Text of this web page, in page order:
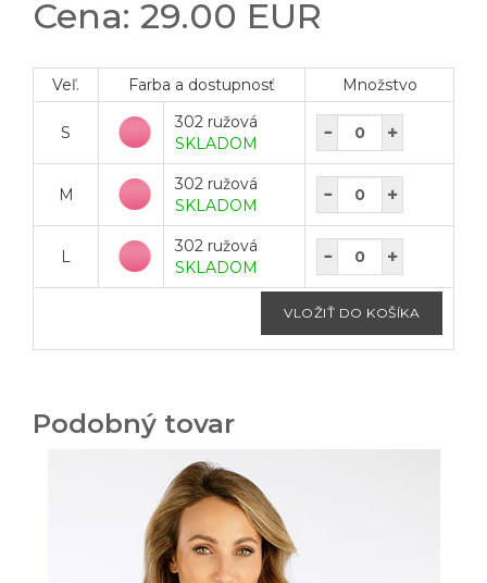
Cena: 29.00 EUR
Veľ. Farba a dostupnosť Množstvo
S
302 ružová
SKLADOM
M
302 ružová
SKLADOM
L
302 ružová
SKLADOM
Podobný tovar